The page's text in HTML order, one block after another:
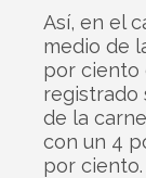
Así, en el
medio de
por ciento
registrado
de la
con un 4
por ciento.